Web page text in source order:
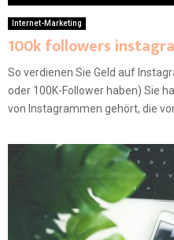
Internet-Marketing
100k followers
So verdienen Sie Geld auf
oder 100K-Follower haben) Sie
von Instagrammen gehört, die